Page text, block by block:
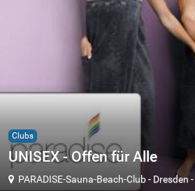
Clubs
UNISEX - Offen für Alle
PARADISE-Sauna-Beach-Club- Dresden -